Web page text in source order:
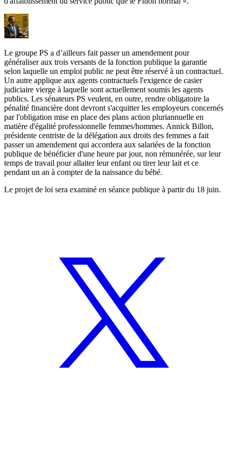
Le groupe PS a d’ailleurs fait passer un amendement pour
généraliser aux trois versants de la fonction publique la garantie
selon laquelle un emploi public ne peut être réservé à un contractuel.
Un autre applique aux agents contractuels l'exigence de casier
judiciaire vierge à laquelle sont actuellement soumis les agents
publics. Les sénateurs PS veulent, en outre, rendre obligatoire la
pénalité financière dont devront s'acquitter les employeurs concernés
par l'obligation mise en place des plans action pluriannuelle en
matière d'égalité professionnelle femmes/hommes. Annick Billon,
présidente centriste de la délégation aux droits des femmes a fait
passer un amendement qui accordera aux salariées de la fonction
publique de bénéficier d'une heure par jour, non rémunérée, sur leur
temps de travail pour allaiter leur enfant ou tirer leur lait et ce
pendant un an à compter de la naissance du bébé.
Le projet de loi sera examiné en séance publique à partir du 18 juin.